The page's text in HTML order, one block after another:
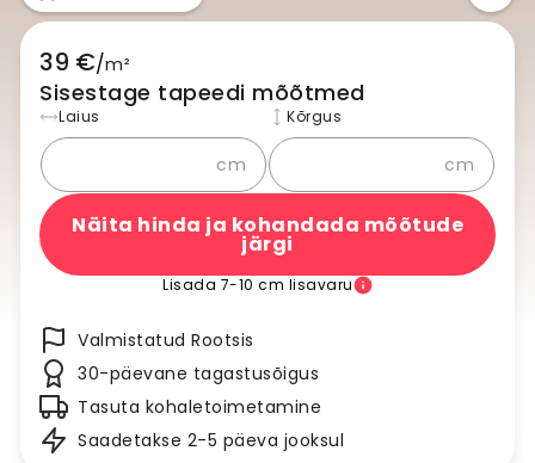
39 €/m²
Sisestage tapeedi mõõtmed
Laius
cm
Kõrgus
cm
Näita hinda ja kohandada mõõtude
järgi
Lisada 7-10 cm lisavaru
Valmistatud Rootsis
30-päevane tagastusõigus
Tasuta kohaletoimetamine
Saadetakse 2-5 päeva jooksul